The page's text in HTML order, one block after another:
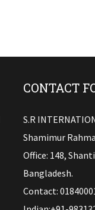
CONTACT
S.R
Shamimur
Office: 148,
Bangladesh.
Contact: